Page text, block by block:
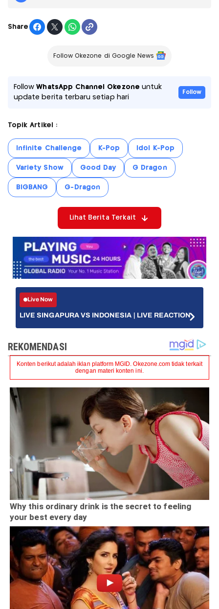
Share
Follow Okezone di Google News
FollowWhatsApp Channel Okezone untuk
update berita terbaru setiap hari
Follow
Topik Artikel :
Infinite Challenge K-Pop Idol K-Pop
Variety Show Good Day G Dragon
BIGBANG G-Dragon
Lihat Berita Terkait
Live Now
LIVE SINGAPURA VS INDONESIA | LIVE REACTION